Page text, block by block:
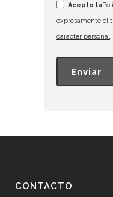
Acepto la
expresamente el
carácter personal
CONTACTO